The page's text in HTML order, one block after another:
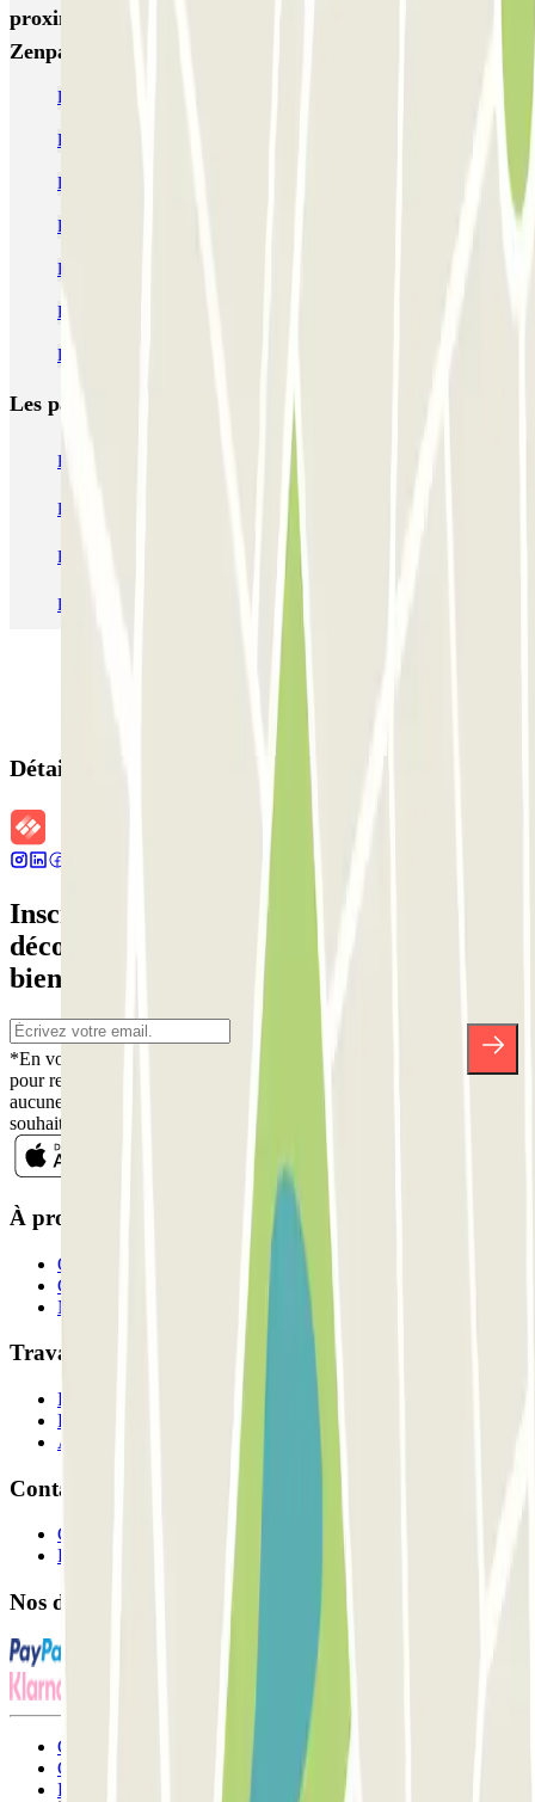
proximité Appart'City - Part Dieu-Bir Hakeim
Zenpark
Parking Lyon 3 pas cher
Parkings près de l’Auditorium de Lyon
Parking Gare Part-Dieu à Lyon pas cher | Parclick
Parking Jean Macé (Lyon) pas cher
Parking Lyon 6 pas cher
Parking Lyon 8 pas cher
Parking Berthelot (Lyon) pas cher
Les parkings les
Parking Paris Parking Gare de Lyon
Parking Charles de Gaulle - Roissy Aeroport
Parking Aéroport Roland Garros La Réunion P4 Longue Durée
Parking Aéroport Barcelone Parking Aéroport Beauvais
Détails de la réservation
Inscrivez-vous à notre newsletter et
découvrez des réductions, des concours et
bien d'autres surprises.
*En vous inscrivant, vous acceptez notre politique de confidentialité
pour recevoir des communications commerciales de Parclick. Sans
aucune obligation, vous pouvez vous désinscrire quand vous le
souhaitez dans la même newsletter.
À propos de Parclick
Qui sommes-nous ?
Comment ça marche?
Nos parkings
Travaillons ensemble?
Professionnels
Fournisseur de parking
Affiliés
Contact
Contactez-nous
FAQ
Nos différents modes de paiement:
Conditions générales d'utilisation et contrat
Conditions d'annulation
Politique relative aux cookies